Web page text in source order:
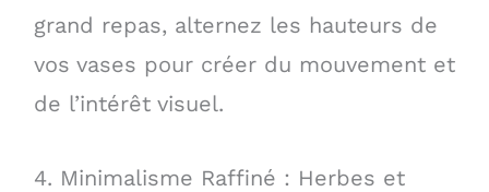
grand repas, alternez les hauteurs de
vos vases pour créer du mouvement et
de l’intérêt visuel.
4. Minimalisme Raffiné : Herbes et